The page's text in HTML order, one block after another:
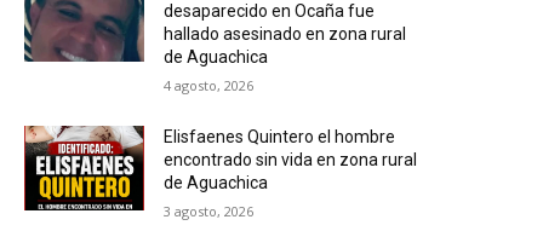
desaparecido en Ocaña fue
hallado asesinado en zona rural
de Aguachica
4 agosto, 2026
Elisfaenes Quintero el hombre
encontrado sin vida en zona rural
de Aguachica
3 agosto, 2026